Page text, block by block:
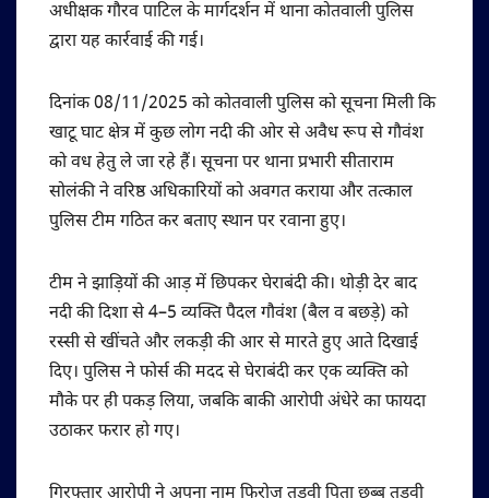
अधीक्षक गौरव पाटिल के मार्गदर्शन में थाना कोतवाली पुलिस
द्वारा यह कार्रवाई की गई।
दिनांक 08/11/2025 को कोतवाली पुलिस को सूचना मिली कि
खाटू घाट क्षेत्र में कुछ लोग नदी की ओर से अवैध रूप से गौवंश
को वध हेतु ले जा रहे हैं। सूचना पर थाना प्रभारी सीताराम
सोलंकी ने वरिष्ठ अधिकारियों को अवगत कराया और तत्काल
पुलिस टीम गठित कर बताए स्थान पर रवाना हुए।
टीम ने झाड़ियों की आड़ में छिपकर घेराबंदी की। थोड़ी देर बाद
नदी की दिशा से 4–5 व्यक्ति पैदल गौवंश (बैल व बछड़े) को
रस्सी से खींचते और लकड़ी की आर से मारते हुए आते दिखाई
दिए। पुलिस ने फोर्स की मदद से घेराबंदी कर एक व्यक्ति को
मौके पर ही पकड़ लिया, जबकि बाकी आरोपी अंधेरे का फायदा
उठाकर फरार हो गए।